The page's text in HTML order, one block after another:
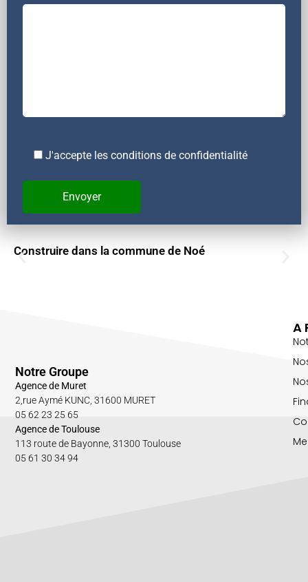
J'accepte les conditions de confidentialité
Construire dans la commune de Noé
A
Notre Groupe
Agence de Muret
2,rue Aymé KUNC, 31600 MURET
05 62 23 25 65
Agence de Toulouse
113 route de Bayonne, 31300 Toulouse
05 61 30 34 94